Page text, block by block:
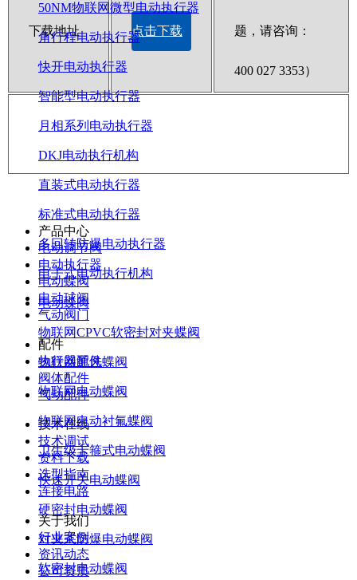
50NM物联网微型电动执行器
角行程电动执行器
快开电动执行器
智能型电动执行器
月相系列电动执行器
DKJ电动执行机构
直装式电动执行器
标准式电动执行器
多回转防爆电动执行器
电子式电动执行机构
电动蝶阀
物联网CPVC软密封对夹蝶阀
物联网通风蝶阀
物联网电动蝶阀
物联网电动衬氟蝶阀
卫生级卡箍式电动蝶阀
快速开关电动蝶阀
硬密封电动蝶阀
对夹式防爆电动蝶阀
软密封电动蝶阀
下载地址 点击下载 题，请咨询：
400 027 3353）
产品中心
电动调节阀
电动执行器
电动蝶阀
电动球阀
气动阀门
配件
执行器配件
阀体配件
气动配件
技术在线
技术调试
资料下载
选型指南
连接电路
关于我们
行业案例
资讯动态
公司资质